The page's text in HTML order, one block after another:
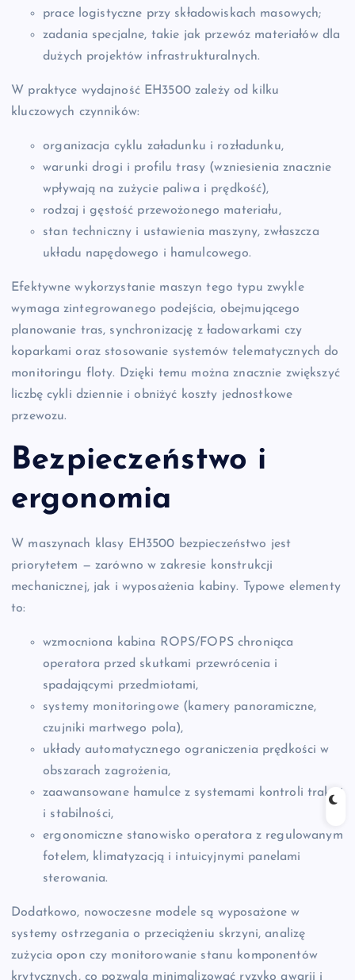
prace logistyczne przy składowiskach masowych;
zadania specjalne, takie jak przewóz materiałów dla
dużych projektów infrastrukturalnych.
W praktyce wydajność EH3500 zależy od kilku
kluczowych czynników:
organizacja cyklu załadunku i rozładunku,
warunki drogi i profilu trasy (wzniesienia znacznie
wpływają na zużycie paliwa i prędkość),
rodzaj i gęstość przewożonego materiału,
stan techniczny i ustawienia maszyny, zwłaszcza
układu napędowego i hamulcowego.
Efektywne wykorzystanie maszyn tego typu zwykle
wymaga zintegrowanego podejścia, obejmującego
planowanie tras, synchronizację z ładowarkami czy
koparkami oraz stosowanie systemów telematycznych do
monitoringu floty. Dzięki temu można znacznie zwiększyć
liczbę cykli dziennie i obniżyć koszty jednostkowe
przewozu.
Bezpieczeństwo i
ergonomia
W maszynach klasy EH3500 bezpieczeństwo jest
priorytetem — zarówno w zakresie konstrukcji
mechanicznej, jak i wyposażenia kabiny. Typowe elementy
to:
wzmocniona kabina ROPS/FOPS chroniąca
operatora przed skutkami przewrócenia i
spadającymi przedmiotami,
systemy monitoringowe (kamery panoramiczne,
czujniki martwego pola),
układy automatycznego ograniczenia prędkości w
obszarach zagrożenia,
zaawansowane hamulce z systemami kontroli trakcji
i stabilności,
ergonomiczne stanowisko operatora z regulowanym
fotelem, klimatyzacją i intuicyjnymi panelami
sterowania.
Dodatkowo, nowoczesne modele są wyposażone w
systemy ostrzegania o przeciążeniu skrzyni, analizę
zużycia opon czy monitorowanie stanu komponentów
krytycznych, co pozwala minimalizować ryzyko awarii i